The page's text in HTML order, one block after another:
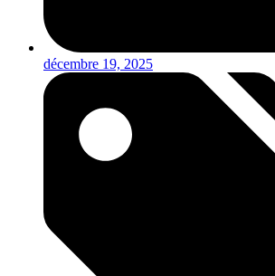
décembre 19, 2025